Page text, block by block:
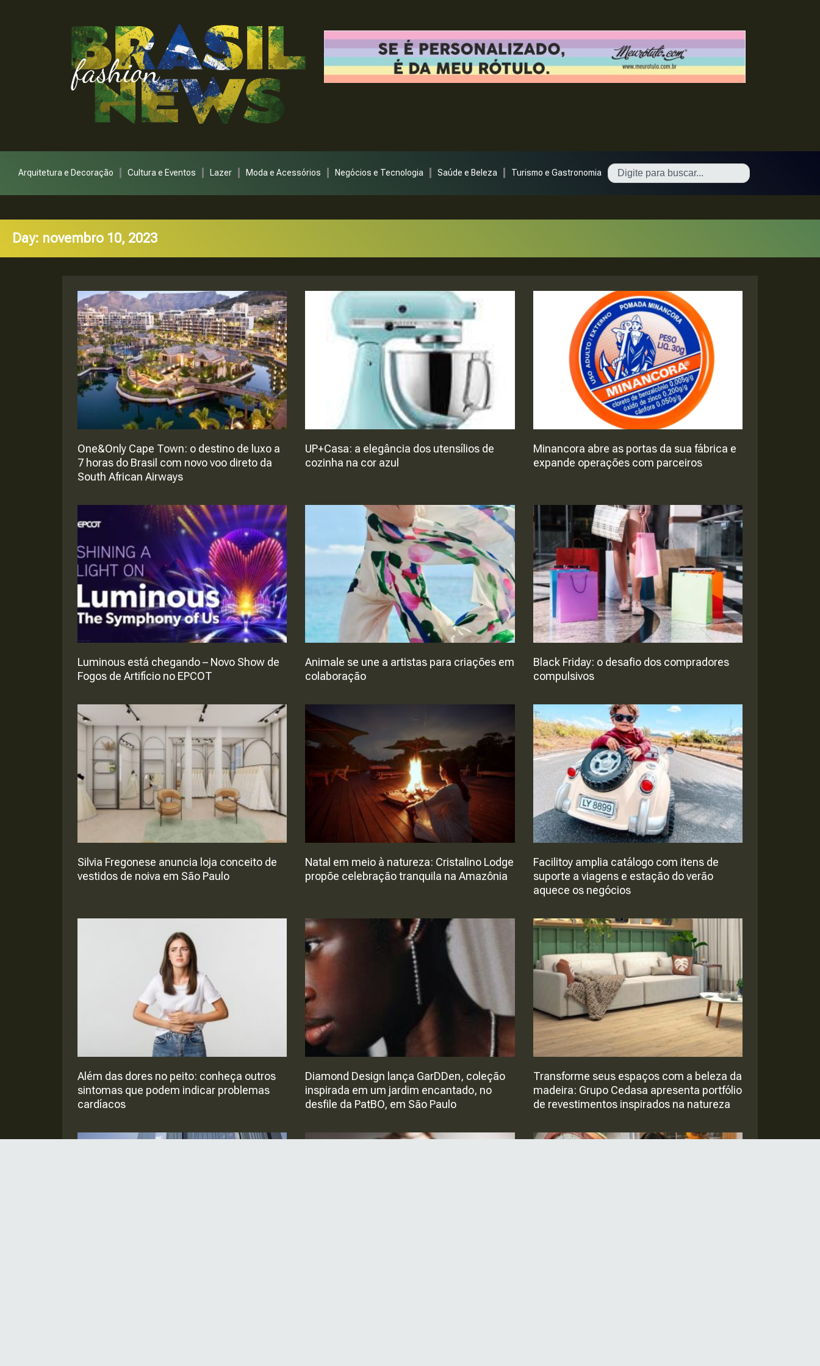
Arquitetura e Decoração Cultura e Eventos Lazer Moda e Acessórios Negócios e Tecnologia Saúde e Beleza Turismo e Gastronomia
Day: novembro 10, 2023
One&Only Cape Town: o destino de luxo a
7 horas do Brasil com novo voo direto da
South African Airways
UP+Casa: a elegância dos utensílios de
cozinha na cor azul
Minancora abre as portas da sua fábrica e
expande operações com parceiros
Luminous está chegando – Novo Show de
Fogos de Artifício no EPCOT
Animale se une a artistas para criações em
colaboração
Black Friday: o desafio dos compradores
compulsivos
Silvia Fregonese anuncia loja conceito de
vestidos de noiva em São Paulo
Natal em meio à natureza: Cristalino Lodge
propõe celebração tranquila na Amazônia
Facilitoy amplia catálogo com itens de
suporte a viagens e estação do verão
aquece os negócios
Além das dores no peito: conheça outros
sintomas que podem indicar problemas
cardíacos
Diamond Design lança GarDDen, coleção
inspirada em um jardim encantado, no
desfile da PatBO, em São Paulo
Transforme seus espaços com a beleza da
madeira: Grupo Cedasa apresenta portfólio
de revestimentos inspirados na natureza